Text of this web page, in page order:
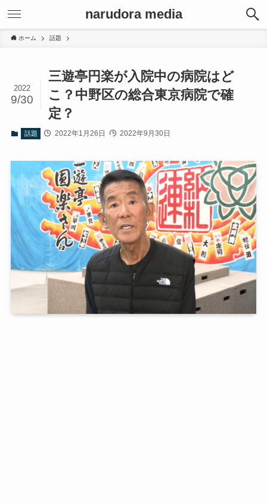
narudora media
ホーム 話題
三遊亭円楽が入院中の病院はど
こ？中野区の総合東京病院で確
定？
2022
9/30
話題 2022年1月26日 2022年9月30日